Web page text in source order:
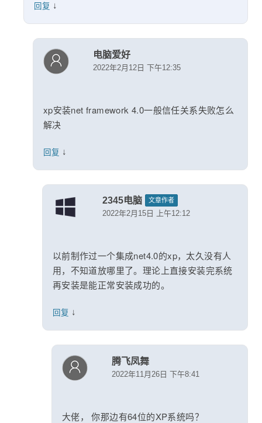
回复 ↓
电脑爱好
2022年2月12日 下午12:35
xp安装net framework 4.0一般信任关系失败怎么
解决
回复 ↓
2345电脑 文章作者
2022年2月15日 上午12:12
以前制作过一个集成net4.0的xp，太久没有人
用，不知道放哪里了。理论上直接安装完系统
再安装是能正常安装成功的。
回复 ↓
腾飞凤舞
2022年11月26日 下午8:41
大佬， 你那边有64位的XP系统吗？